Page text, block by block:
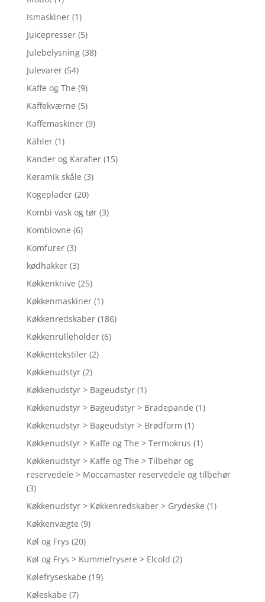
Ismaskiner (1)
Juicepresser (5)
Julebelysning (38)
Julevarer (54)
Kaffe og The (9)
Kaffekværne (5)
Kaffemaskiner (9)
Kähler (1)
Kander og Karafler (15)
Keramik skåle (3)
Kogeplader (20)
Kombi vask og tør (3)
Kombiovne (6)
Komfurer (3)
kødhakker (3)
Køkkenknive (25)
Køkkenmaskiner (1)
Køkkenredskaber (186)
Køkkenrulleholder (6)
Køkkentekstiler (2)
Køkkenudstyr (2)
Køkkenudstyr > Bageudstyr (1)
Køkkenudstyr > Bageudstyr > Bradepande (1)
Køkkenudstyr > Bageudstyr > Brødform (1)
Køkkenudstyr > Kaffe og The > Termokrus (1)
Køkkenudstyr > Kaffe og The > Tilbehør og
reservedele > Moccamaster reservedele og tilbehør
(3)
Køkkenudstyr > Køkkenredskaber > Grydeske (1)
Køkkenvægte (9)
Køl og Frys (20)
Køl og Frys > Kummefrysere > Elcold (2)
Kølefryseskabe (19)
Køleskabe (7)